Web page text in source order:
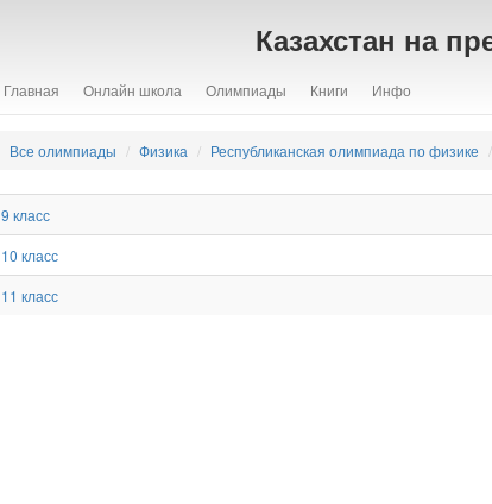
Казахстан на
Главная Онлайн школа Олимпиады Книги Инфо
Все олимпиады Физика Республиканская олимпиада по физике
9 класс
10 класс
11 класс